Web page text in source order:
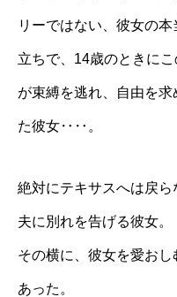
リーではない、彼女の
立ちで、14歳のときに
が束縛を逃れ、自由を
た彼女‥‥。
絶対にテキサスへは戻ら
夫に別れを告げる彼女。
その横に、彼女を愛お
あった。